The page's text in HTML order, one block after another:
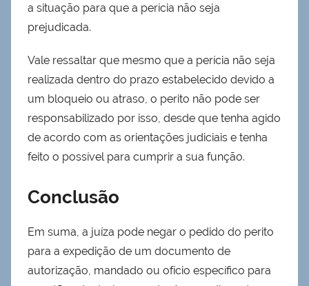
a situação para que a perícia não seja
prejudicada.
Vale ressaltar que mesmo que a perícia não seja
realizada dentro do prazo estabelecido devido a
um bloqueio ou atraso, o perito não pode ser
responsabilizado por isso, desde que tenha agido
de acordo com as orientações judiciais e tenha
feito o possível para cumprir a sua função.
Conclusão
Em suma, a juíza pode negar o pedido do perito
para a expedição de um documento de
autorização, mandado ou ofício específico para